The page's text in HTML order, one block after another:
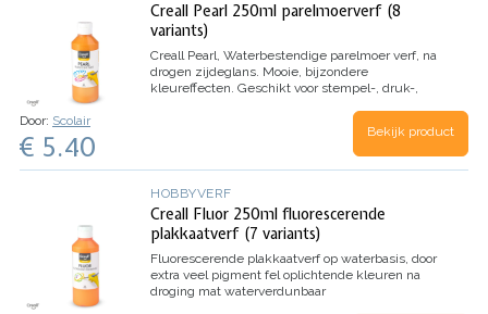
Creall Pearl 250ml parelmoerverf (8
variants)
Creall Pearl, Waterbestendige parelmoer verf, na
drogen zijdeglans. Mooie, bijzondere
kleureffecten. Geschikt voor stempel-, druk-,
Door: Scolair
€ 5.40 Bekijk product
HOBBYVERF
Creall Fluor 250ml fluorescerende
plakkaatverf (7 variants)
Fluorescerende plakkaatverf op waterbasis, door
extra veel pigment fel oplichtende kleuren na
droging mat waterverdunbaar